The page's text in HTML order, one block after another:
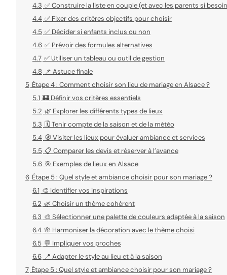
4.3 ✅ Construire la liste en couple (et avec les parents si
4.4 ✅ Fixer des critères objectifs pour choisir
4.5 ✅ Décider si enfants inclus ou non
4.6 ✅ Prévoir des formules alternatives
4.7 ✅ Utiliser un tableau ou outil de gestion
4.8 📌 Astuce finale
5 Étape 4 : Comment choisir son lieu de mariage en Alsace ?
5.1 🏰 Définir vos critères essentiels
5.2 🌿 Explorer les différents types de lieux
5.3 🗓️ Tenir compte de la saison et de la météo
5.4 🧭 Visiter les lieux pour évaluer ambiance et services
5.5 📋 Comparer les devis et réserver à l’avance
5.6 🎯 Exemples de lieux en Alsace
6 Étape 5 : Quel style et ambiance choisir pour son mariage ?
6.1 🎨 Identifier vos inspirations
6.2 🌿 Choisir un thème cohérent
6.3 🎨 Sélectionner une palette de couleurs adaptée à la saison
6.4 🌸 Harmoniser la décoration avec le thème choisi
6.5 💬 Impliquer vos proches
6.6 📍 Adapter le style au lieu et à la saison
7 Étape 5 : Quel style et ambiance choisir pour son mariage ?